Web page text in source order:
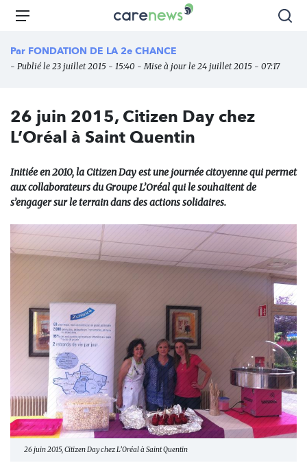
Aller
principal
Carenews,
média
des
l'engagement
Menu
Par FONDATION DE LA 2e CHANCE
- Publié le 23 juillet 2015 - 15:40 - Mise à jour le 24 juillet 2015 - 07:17
26 juin 2015, Citizen Day chez
L’Oréal à Saint Quentin
Initiée en 2010, la Citizen Day est une journée citoyenne qui permet
aux collaborateurs du Groupe L’Oréal qui le souhaitent de
s’engager sur le terrain dans des actions solidaires.
26 juin 2015, Citizen Day chez L’Oréal à Saint Quentin